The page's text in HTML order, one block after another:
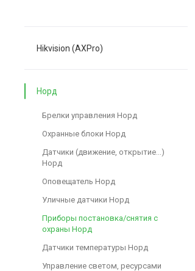
Hikvision (AXPro)
Норд
Брелки управления Норд
Охранные блоки Норд
Датчики (движение, открытие...)
Норд
Оповещатель Норд
Уличные датчики Норд
Приборы постановка/снятия с
охраны Норд
Датчики температуры Норд
Управление светом, ресурсами